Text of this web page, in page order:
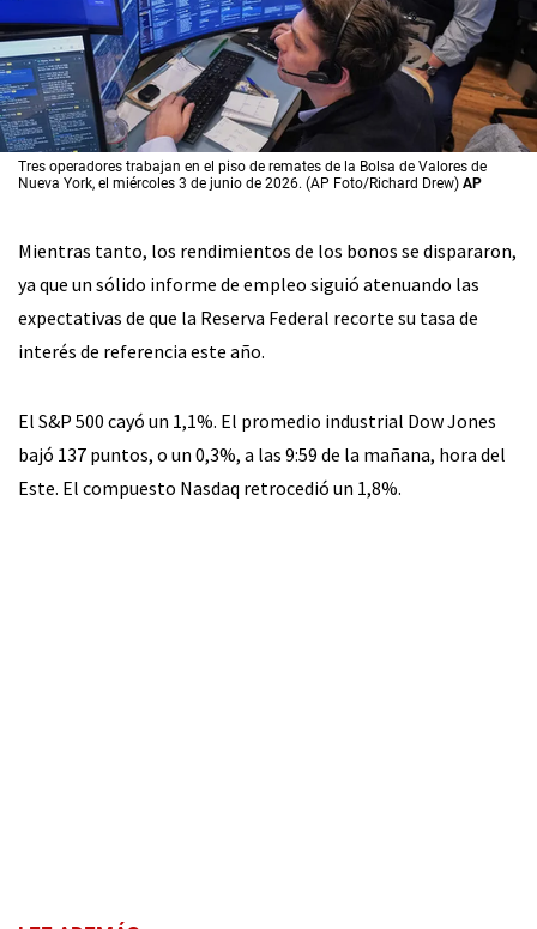
Tres operadores trabajan en el piso de remates de la Bolsa de Valores de
Nueva York, el miércoles 3 de junio de 2026. (AP Foto/Richard Drew) AP
Mientras tanto, los rendimientos de los bonos se dispararon,
ya que un sólido informe de empleo siguió atenuando las
expectativas de que la Reserva Federal recorte su tasa de
interés de referencia este año.
El S&P 500 cayó un 1,1%. El promedio industrial Dow Jones
bajó 137 puntos, o un 0,3%, a las 9:59 de la mañana, hora del
Este. El compuesto Nasdaq retrocedió un 1,8%.